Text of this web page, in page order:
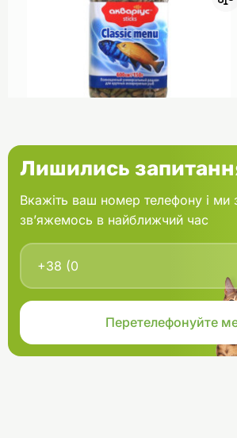
банка 150 г
В кошик
Лишились
Вкажіть ваш номер телефону і ми
зв’яжемось в найближчий час